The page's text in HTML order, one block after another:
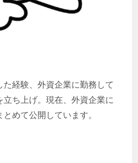
経験、外資企業に勤務して
ち上げ。現在、外資企業に
めて公開しています。